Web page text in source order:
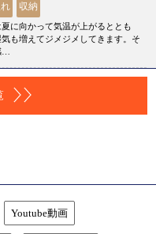
収納
に向かって気温が上がるととも
も増えてジメジメしてきます。そ
Youtube動画